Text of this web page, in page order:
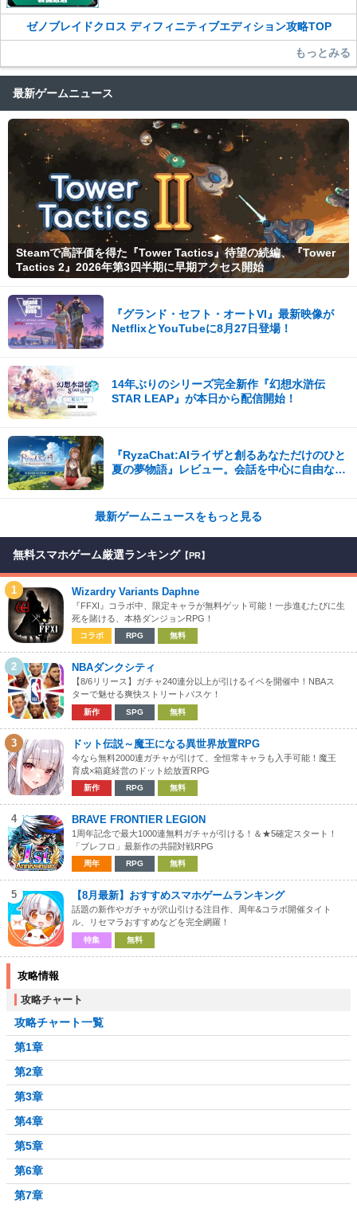
ゼノブレイドクロス ディフィニティブエディション攻略TOP
もっとみる
最新ゲームニュース
Steamで高評価を得た『Tower Tactics』待望の続編、『Tower
Tactics 2』2026年第3四半期に早期アクセス開始
『グランド・セフト・オートVI』最新映像が
NetflixとYouTubeに8月27日登場！
14年ぶりのシリーズ完全新作『幻想水滸伝
STAR LEAP』が本日から配信開始！
『RyzaChat:AIライザと創るあなただけのひと
夏の夢物語』レビュー。会話を中心に自由な冒
最新ゲームニュースをもっと見る
無料スマホゲーム厳選ランキング 【PR】
1 Wizardry Variants Daphne
『FFXI』コラボ中、限定キャラが無料ゲット可能！一歩進むたびに生
死を賭ける、本格ダンジョンRPG！
コラボ RPG 無料
2 NBAダンクシティ
【8/6リリース】ガチャ240連分以上が引けるイベを開催中！NBAス
ターで魅せる爽快ストリートバスケ！
新作 SPG 無料
3 ドット伝説～魔王になる異世界放置RPG
今なら無料2000連ガチャが引けて、全恒常キャラも入手可能！魔王
育成×箱庭経営のドット絵放置RPG
新作 RPG 無料
4 BRAVE FRONTIER LEGION
1周年記念で最大1000連無料ガチャが引ける！＆★5確定スタート！
「ブレフロ」最新作の共闘対戦RPG
周年 RPG 無料
5 【8月最新】おすすめスマホゲームランキング
話題の新作やガチャが沢山引ける注目作、周年&コラボ開催タイト
ル、リセマラおすすめなどを完全網羅！
特集 無料
攻略情報
攻略チャート
攻略チャート一覧
第1章
第2章
第3章
第4章
第5章
第6章
第7章